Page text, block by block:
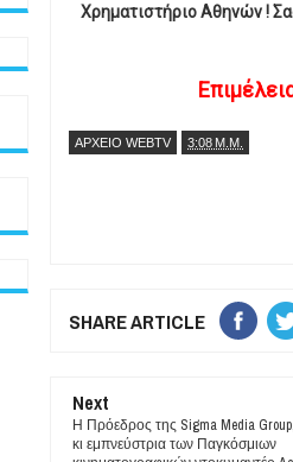
Χρηματιστήριο Αθηνών !
ΑΡΧΕΙΟ WEBTV 3:08 Μ.Μ.
SHARE ARTICLE
Next
Η Πρόεδρος της Sigma Media
κι εμπνεύστρια των Παγκόσμιων